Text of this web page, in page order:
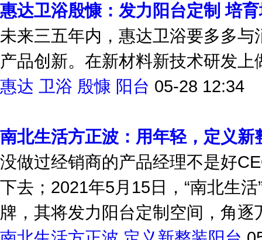
惠达卫浴殷慷：发力阳台定制 培
未来三五年内，惠达卫浴要多多
产品创新。在新材料新技术研发上
惠达 卫浴 殷慷 阳台 05-28 12:34
南北生活方正波：用年轻，定义新
没做过经销商的产品经理不是好
下去；2021年5月15日，“南北生
牌，其将发力阳台定制空间，角